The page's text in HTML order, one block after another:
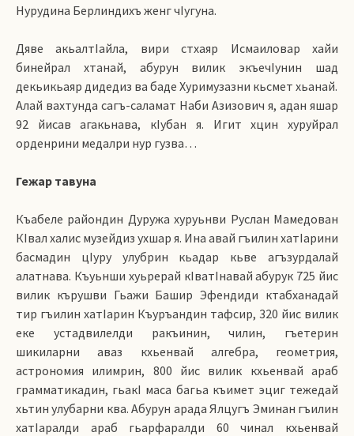
Нурудина Берлиндихъ женг чIугуна.
Дяве акьалтIайла, вири стхаяр Исмаиловар хайи
бинейрал хтанай, абурун вилик экъечIунин шад
декьикьаяр дидедиз ва баде Хуримузазни кьсмет хьанай.
Алай вахтунда сагъ-саламат Наби Азизович я, адан яшар
92 йисав агакьнава, кIубан я. Игит хцин хуруйрал
орденрини медалри нур гузва…
Гежар тавуна
Къабеле райондин Дуружа хуруьнви Руслан Мамедован
КIвал халис музейдиз ухшар я. Ина авай гъилин хатIарини
басмадин цIуру улубрин кьадар кьве агъзурдалай
алатнава. Къуьнши хуьрерай кIватIнавай абурук 725 йис
вилик кърушви Гьажи Башир Эфендиди ктабханадай
тир гъилин хатIарин Къуръандин тафсир, 320 йис вилик
еке устадвилелди ракъинин, чилин, гъетерин
шикиларни аваз кхьенвай алгебра, геометрия,
астрономия илимрин, 800 йис вилик кхьенвай араб
грамматикадин, гьакI маса багьа къимет эциг тежедай
хьтин улубарни ква. Абурун арада Ялцугъ Эминан гъилин
хатIаралди араб гьарфаралди 60 чинал кхьенвай